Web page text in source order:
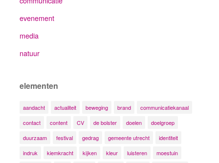
evenement
media
natuur
elementen
aandacht actualiteit beweging brand
communicatiekanaal
contact
content CV de bolster doelen
doelgroep
duurzaam
festival gedrag gemeente utrecht
identiteit
indruk
kiemkracht kijken kleur luisteren moestuin